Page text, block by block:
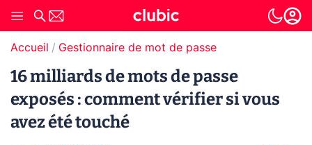
Accueil Gestionnaire de mot de passe
16 milliards de mots de passe
exposés : comment vérifier si vous
avez été touché